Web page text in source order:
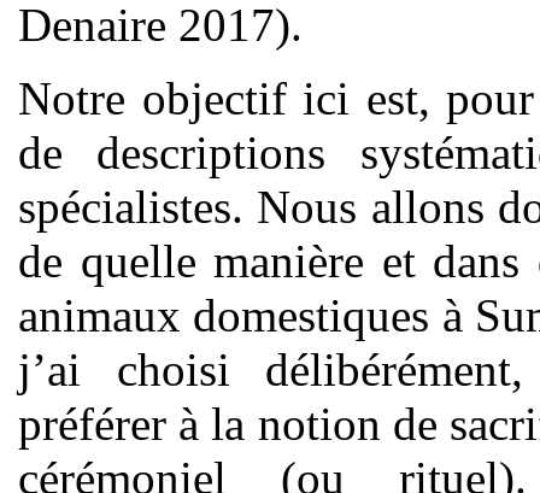
Denaire 2017).
Notre objectif ici est,
de descriptions
spécialistes. Nous allons
de quelle manière et
animaux domestiques à
j’ai choisi
préférer à la notion de
cérémoniel (ou